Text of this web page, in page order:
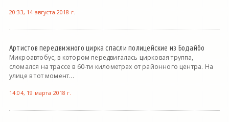
20:33, 14 августа 2018 г.
Артистов передвижного цирка спасли полицейские из Бодайбо
Микроавтобус, в котором передвигалась цирковая труппа,
сломался на трассе в 60-ти километрах от районного центра. На
улице в тот момент...
14:04, 19 марта 2018 г.